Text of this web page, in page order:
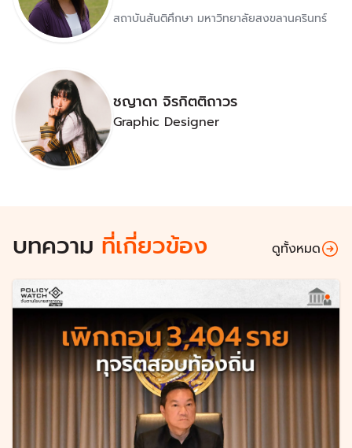
สถาบันสันติศึกษา มหาวิทยาลัยสงขลานครินทร์
ชญาดา จิรกิตติถาวร
Graphic Designer
บทความ ที่เกี่ยวข้อง ดูทั้งหมด